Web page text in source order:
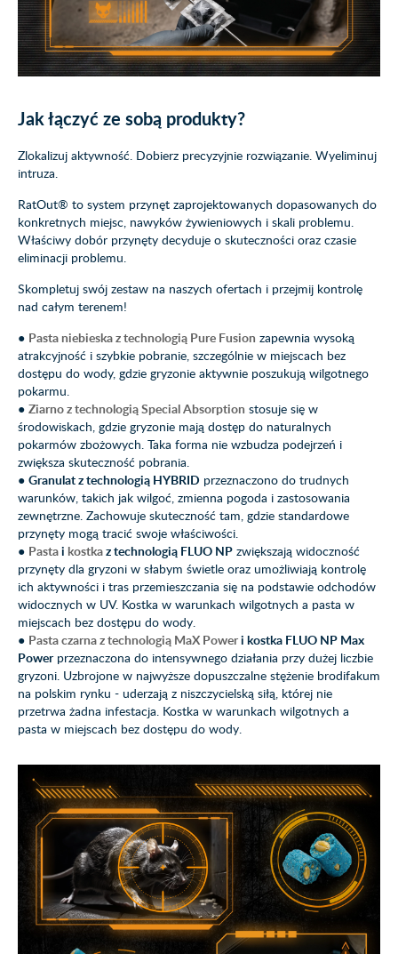
Jak łączyć ze sobą produkty?
Zlokalizuj aktywność. Dobierz precyzyjnie rozwiązanie. Wyeliminuj
intruza.
RatOut® to system przynęt zaprojektowanych dopasowanych do
konkretnych miejsc, nawyków żywieniowych i skali problemu.
Właściwy dobór przynęty decyduje o skuteczności oraz czasie
eliminacji problemu.
Skompletuj swój zestaw na naszych ofertach i przejmij kontrolę
nad całym terenem!
● Pasta niebieska z technologią Pure Fusion zapewnia wysoką
atrakcyjność i szybkie pobranie, szczególnie w miejscach bez
dostępu do wody, gdzie gryzonie aktywnie poszukują wilgotnego
pokarmu.
● Ziarno z technologią Special Absorption stosuje się w
środowiskach, gdzie gryzonie mają dostęp do naturalnych
pokarmów zbożowych. Taka forma nie wzbudza podejrzeń i
zwiększa skuteczność pobrania.
● Granulat z technologią HYBRID przeznaczono do trudnych
warunków, takich jak wilgoć, zmienna pogoda i zastosowania
zewnętrzne. Zachowuje skuteczność tam, gdzie standardowe
przynęty mogą tracić swoje właściwości.
● Pastai kostkaz technologią FLUO NP zwiększają widoczność
przynęty dla gryzoni w słabym świetle oraz umożliwiają kontrolę
ich aktywności i tras przemieszczania się na podstawie odchodów
widocznych w UV. Kostka w warunkach wilgotnych a pasta w
miejscach bez dostępu do wody.
● Pasta czarna z technologią MaX Poweri kostka FLUO NP Max
Powerprzeznaczona do intensywnego działania przy dużej liczbie
gryzoni. Uzbrojone w najwyższe dopuszczalne stężenie brodifakum
na polskim rynku - uderzają z niszczycielską siłą, której nie
przetrwa żadna infestacja. Kostka w warunkach wilgotnych a
pasta w miejscach bez dostępu do wody.